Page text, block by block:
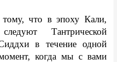
тому, что в эпоху Кали,
Тантрической
в течение одной
когда мы с вами